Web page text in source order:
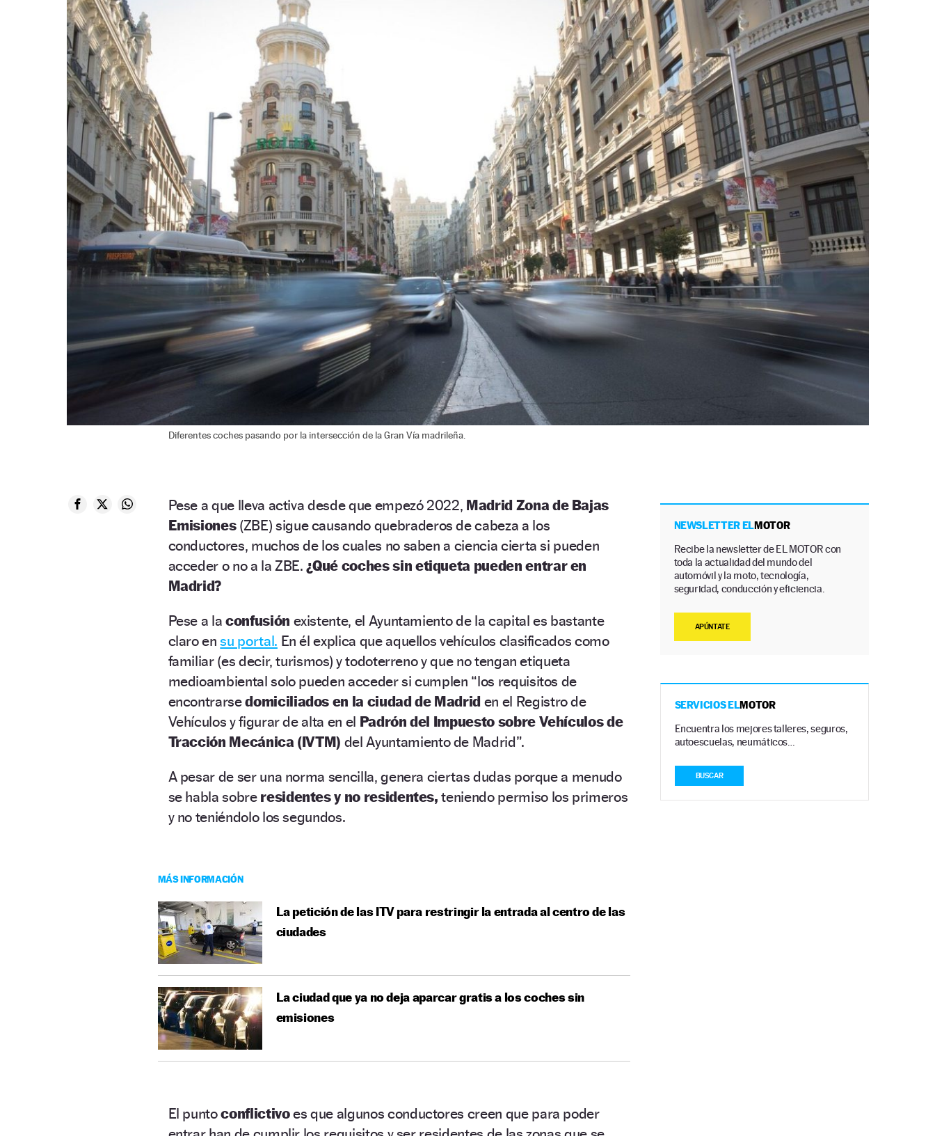
Diferentes coches pasando por la intersección de la Gran Vía madrileña.
Pese a que lleva activa desde que empezó 2022, Madrid Zona de Bajas
Emisiones(ZBE) sigue causando quebraderos de cabeza a los
conductores, muchos de los cuales no saben a ciencia cierta si pueden
acceder o no a la ZBE.¿Qué coches sin etiqueta pueden entrar en
Madrid?
Pese a la confusión existente, el Ayuntamiento de la capital es bastante
claro ensu portal. En él explica que aquellos vehículos clasificados como
familiar (es decir, turismos) y todoterreno y que no tengan etiqueta
medioambiental solo pueden acceder si cumplen “los requisitos de
encontrarsedomiciliados en la ciudad de Madrid en el Registro de
Vehículos y figurar de alta en el Padrón del Impuesto sobre Vehículos de
Tracción Mecánica (IVTM) del Ayuntamiento de Madrid”.
A pesar de ser una norma sencilla, genera ciertas dudas porque a menudo
se habla sobre residentes y no residentes, teniendo permiso los primeros
y no teniéndolo los segundos.
MÁS INFORMACIÓN
La petición de las ITV para restringir la entrada al centro de las
ciudades
La ciudad que ya no deja aparcar gratis a los coches sin
emisiones
El puntoconflictivoes que algunos conductores creen que para poder
NEWSLETTER ELMOTOR
Recibe la newsletter de EL MOTOR con
toda la actualidad del mundo del
automóvil y la moto, tecnología,
seguridad, conducción y eficiencia.
APÚNTATE
SERVICIOS ELMOTOR
Encuentra los mejores talleres, seguros,
autoescuelas, neumáticos…
BUSCAR